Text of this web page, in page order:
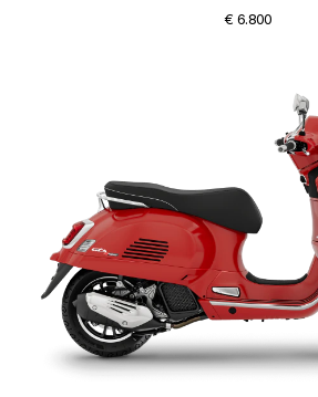
€ 6.800